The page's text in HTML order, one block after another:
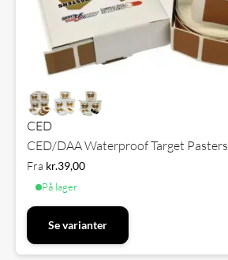
CED
CED/DAA Waterproof Target Pasters
Fra kr.39,00
På lager
Se varianter